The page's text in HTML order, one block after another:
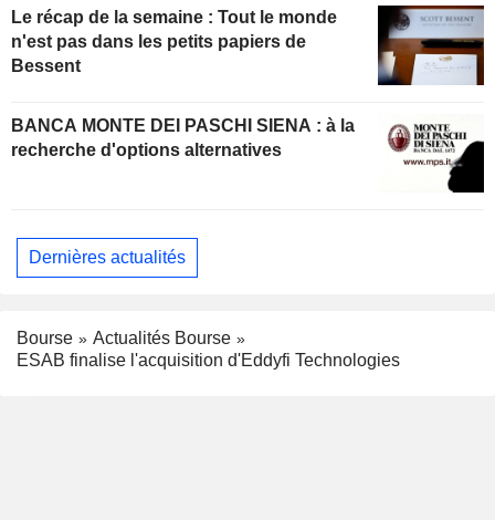
Le récap de la semaine : Tout le monde
n'est pas dans les petits papiers de
Bessent
BANCA MONTE DEI PASCHI SIENA : à la
recherche d'options alternatives
Dernières actualités
Bourse
Actualités Bourse
ESAB finalise l'acquisition d'Eddyfi Technologies